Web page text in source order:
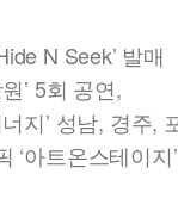
N Seek’ 발매
’ 5회 공연,
지’ 성남, 경주,
‘아트온스테이지